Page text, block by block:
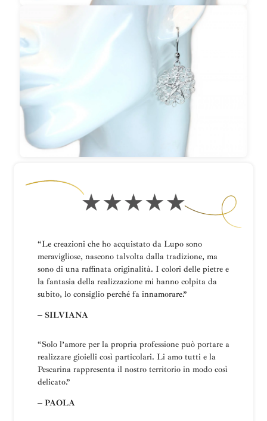
“Le creazioni che ho acquistato da Lupo sono
meravigliose, nascono talvolta dalla tradizione, ma
sono di una raffinata originalità. I colori delle pietre e
la fantasia della realizzazione mi hanno colpita da
subito, lo consiglio perché fa innamorare.”
– SILVIANA
“Solo l’amore per la propria professione può portare a
realizzare gioielli così particolari. Li amo tutti e la
Pescarina rappresenta il nostro territorio in modo così
delicato.”
– PAOLA